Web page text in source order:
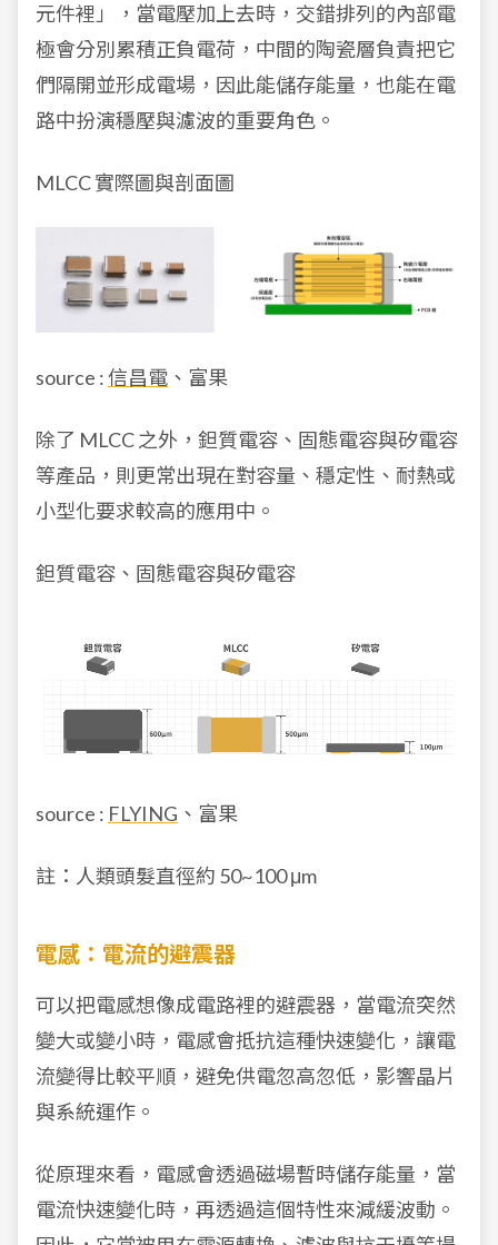
元件裡」，當電壓加上去時，交錯排列的內部電
極會分別累積正負電荷，中間的陶瓷層負責把它
們隔開並形成電場，因此能儲存能量，也能在電
路中扮演穩壓與濾波的重要角色。
MLCC 實際圖與剖面圖
source :信昌電 、富果
除了 MLCC 之外，鉭質電容、固態電容與矽電容
等產品，則更常出現在對容量、穩定性、耐熱或
小型化要求較高的應用中。
鉭質電容、固態電容與矽電容
source : FLYING 、富果
註：人類頭髮直徑約 50~100 μm
電感：電流的避震器
可以把電感想像成電路裡的避震器，當電流突然
變大或變小時，電感會抵抗這種快速變化，讓電
流變得比較平順，避免供電忽高忽低，影響晶片
與系統運作。
從原理來看，電感會透過磁場暫時儲存能量，當
電流快速變化時，再透過這個特性來減緩波動。